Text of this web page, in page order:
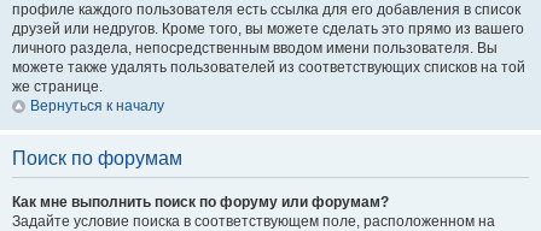
профиле каждого пользователя есть ссылка для его добавления в список
друзей или недругов. Кроме того, вы можете сделать это прямо из вашего
личного раздела, непосредственным вводом имени пользователя. Вы
можете также удалять пользователей из соответствующих списков на той
же странице.
Вернуться к началу
Поиск по форумам
Как мне выполнить поиск по форуму или форумам?
Задайте условие поиска в соответствующем поле, расположенном на